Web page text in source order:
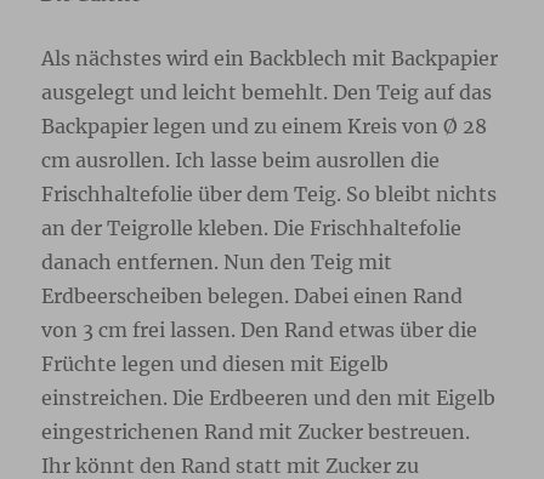
Als nächstes wird ein Backblech mit Backpapier
ausgelegt und leicht bemehlt. Den Teig auf das
Backpapier legen und zu einem Kreis von Ø 28
cm ausrollen. Ich lasse beim ausrollen die
Frischhaltefolie über dem Teig. So bleibt nichts
an der Teigrolle kleben. Die Frischhaltefolie
danach entfernen. Nun den Teig mit
Erdbeerscheiben belegen. Dabei einen Rand
von 3 cm frei lassen. Den Rand etwas über die
Früchte legen und diesen mit Eigelb
einstreichen. Die Erdbeeren und den mit Eigelb
eingestrichenen Rand mit Zucker bestreuen.
Ihr könnt den Rand statt mit Zucker zu